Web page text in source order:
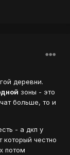
деревни.
зоны - это
больше, то и
- а дкп у
который честно
потом